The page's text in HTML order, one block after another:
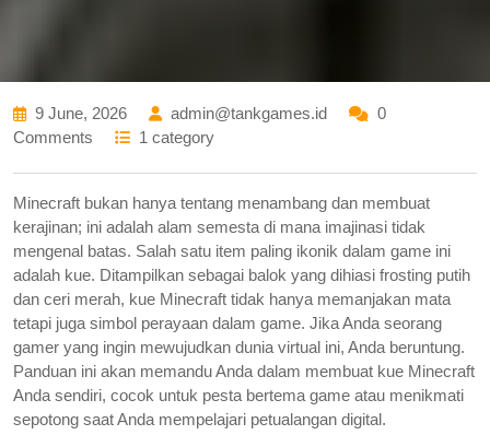
9 June, 2026 admin@tankgames.id
0
Comments
1 category
Minecraft bukan hanya tentang menambang dan membuat
kerajinan; ini adalah alam semesta di mana imajinasi tidak
mengenal batas. Salah satu item paling ikonik dalam game ini
adalah kue. Ditampilkan sebagai balok yang dihiasi frosting putih
dan ceri merah, kue Minecraft tidak hanya memanjakan mata
tetapi juga simbol perayaan dalam game. Jika Anda seorang
gamer yang ingin mewujudkan dunia virtual ini, Anda beruntung.
Panduan ini akan memandu Anda dalam membuat kue Minecraft
Anda sendiri, cocok untuk pesta bertema game atau menikmati
sepotong saat Anda mempelajari petualangan digital.